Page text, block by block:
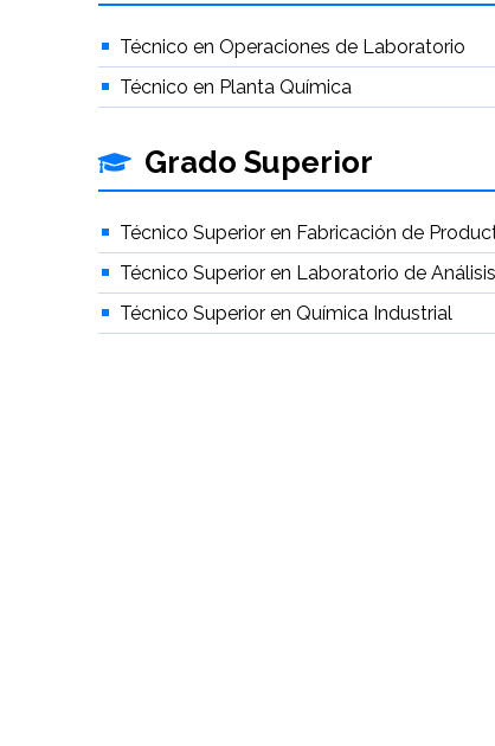
Técnico en Operaciones de Laboratorio
Técnico en Planta Química
Grado Superior
Técnico Superior en Fabricación de
Técnico Superior en Laboratorio de
Técnico Superior en Química Industrial